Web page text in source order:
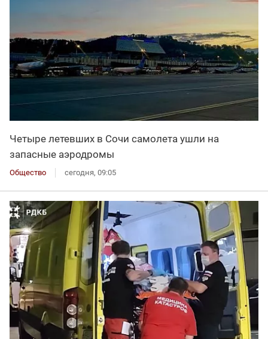
Четыре летевших в Сочи самолета ушли на
запасные аэродромы
Общество сегодня, 09:05